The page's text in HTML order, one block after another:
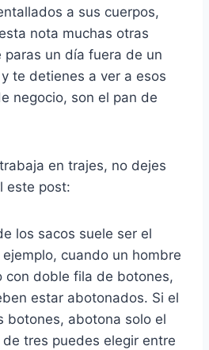
a sus cuerpos,
nota muchas otras
paras un día fuera de un
te detienes a ver a esos
negocio, son el pan de
en trajes, no dejes
este post:
los sacos suele ser el
cuando un hombre
con doble fila de botones,
estar abotonados. Si el
botones, abotona solo el
tres puedes elegir entre